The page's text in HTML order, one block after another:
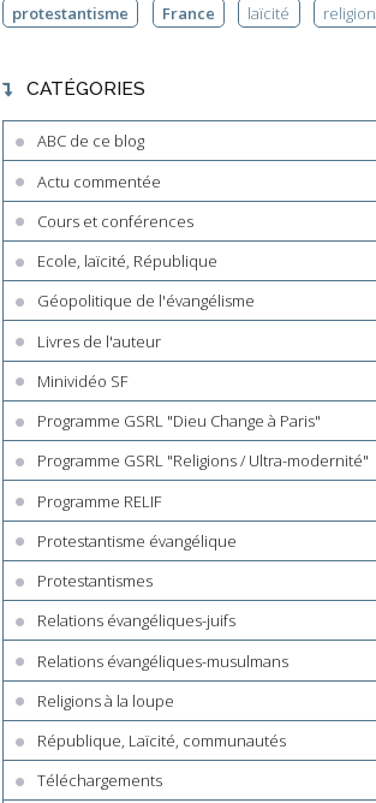
protestantisme
France laïcité religion
CATÉGORIES
ABC de ce blog
Actu commentée
Cours et conférences
Ecole, laïcité, République
Géopolitique de l'évangélisme
Livres de l'auteur
Minividéo SF
Programme GSRL "Dieu Change à Paris"
Programme GSRL "Religions / Ultra-modernité"
Programme RELIF
Protestantisme évangélique
Protestantismes
Relations évangéliques-juifs
Relations évangéliques-musulmans
Religions à la loupe
République, Laïcité, communautés
Téléchargements